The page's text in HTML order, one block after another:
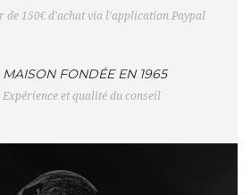
de 150€ d'achat via l'application Paypal
MAISON FONDÉE EN 1965
Expérience et qualité du conseil